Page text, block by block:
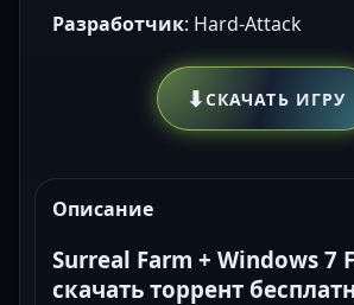
Разработчик: Hard-Attack
⬇СКАЧАТЬ ИГРУ
Описание
Surreal Farm + Windows 7
скачать торрент